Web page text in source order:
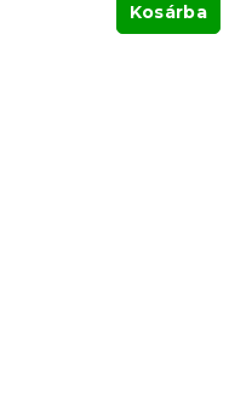
Kosárba